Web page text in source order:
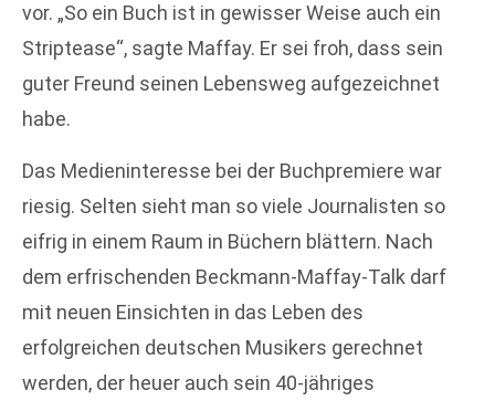
vor. „So ein Buch ist in gewisser Weise auch ein
Striptease“, sagte Maffay. Er sei froh, dass sein
guter Freund seinen Lebensweg aufgezeichnet
habe.
Das Medieninteresse bei der Buchpremiere war
riesig. Selten sieht man so viele Journalisten so
eifrig in einem Raum in Büchern blättern. Nach
dem erfrischenden Beckmann-Maffay-Talk darf
mit neuen Einsichten in das Leben des
erfolgreichen deutschen Musikers gerechnet
werden, der heuer auch sein 40-jähriges